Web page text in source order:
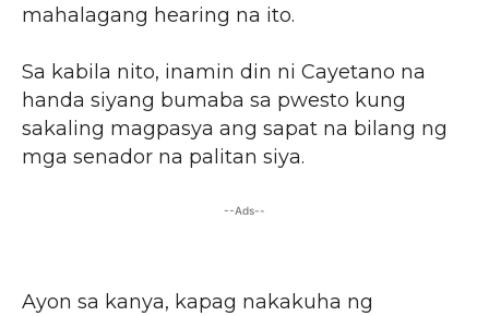
mahalagang hearing na ito.
Sa kabila nito, inamin din ni Cayetano na
handa siyang bumaba sa pwesto kung
sakaling magpasya ang sapat na bilang ng
mga senador na palitan siya.
--Ads--
Ayon sa kanya, kapag nakakuha ng